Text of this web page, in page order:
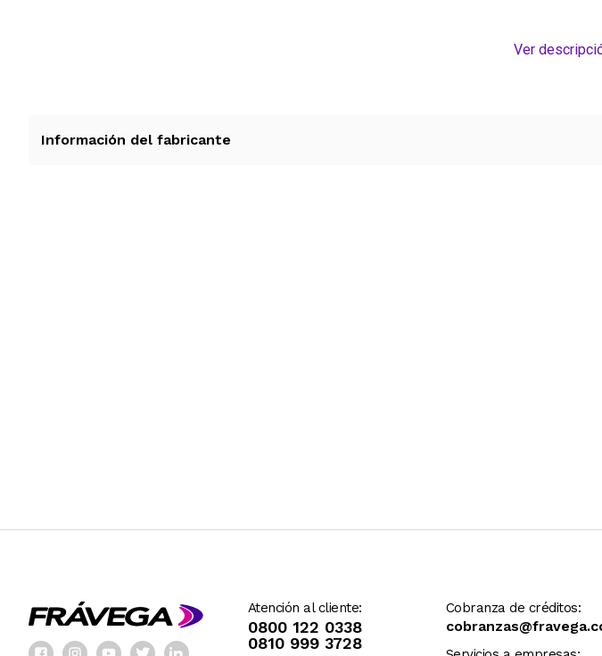
Ver
Información del fabricante
Atención al cliente:
0800 122 0338
0810 999 3728
Cobranza de créditos: